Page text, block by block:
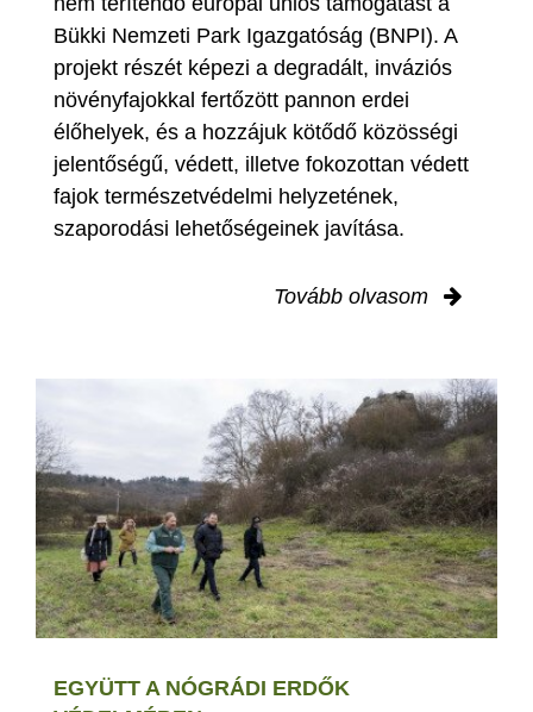
Bükki Nemzeti Park Igazgatóság (BNPI). A
projekt részét képezi a degradált, inváziós
növényfajokkal fertőzött pannon erdei
élőhelyek, és a hozzájuk kötődő közösségi
jelentőségű, védett, illetve fokozottan védett
fajok természetvédelmi helyzetének,
szaporodási lehetőségeinek javítása.
Tovább olvasom
EGYÜTT A NÓGRÁDI ERDŐK